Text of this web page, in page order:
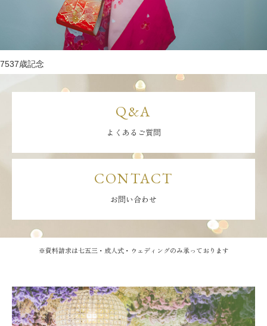
7537歳記念
Q&A
よくあるご質問
CONTACT
お問い合わせ
※資料請求は七五三・成人式・ウェディングのみ承っております